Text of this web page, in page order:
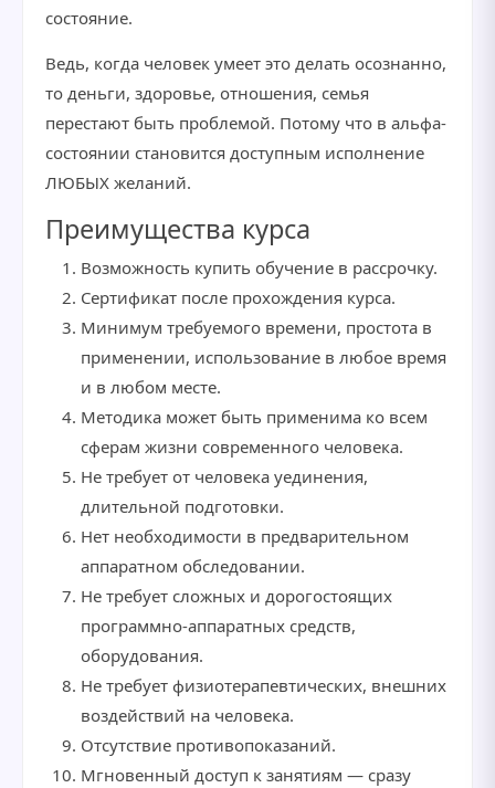
состояние.
Ведь, когда человек умеет это делать осознанно,
то деньги, здоровье, отношения, семья
перестают быть проблемой. Потому что в альфа-
состоянии становится доступным исполнение
ЛЮБЫХ желаний.
Преимущества курса
Возможность купить обучение в рассрочку.
Сертификат после прохождения курса.
Минимум требуемого времени, простота в
применении, использование в любое время
и в любом месте.
Методика может быть применима ко всем
сферам жизни современного человека.
Не требует от человека уединения,
длительной подготовки.
Нет необходимости в предварительном
аппаратном обследовании.
Не требует сложных и дорогостоящих
программно-аппаратных средств,
оборудования.
Не требует физиотерапевтических, внешних
воздействий на человека.
Отсутствие противопоказаний.
Мгновенный доступ к занятиям — сразу